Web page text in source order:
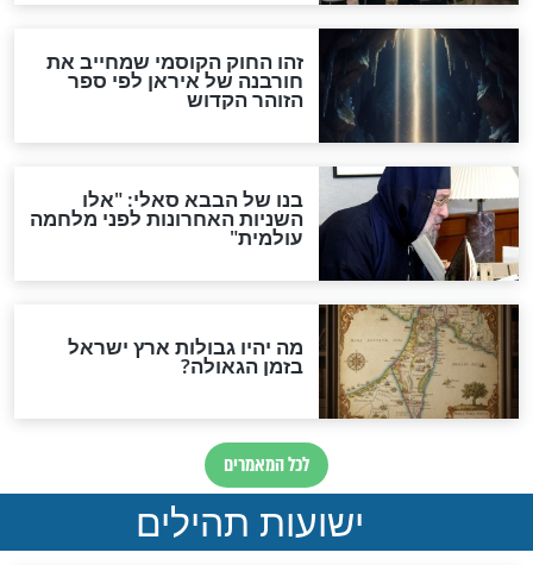
האם לאחר בוא המשיח יהיה
אפשר לחזור בתשובה?
לכל המאמרים
להמתקת הדינים וביטול
גזרות